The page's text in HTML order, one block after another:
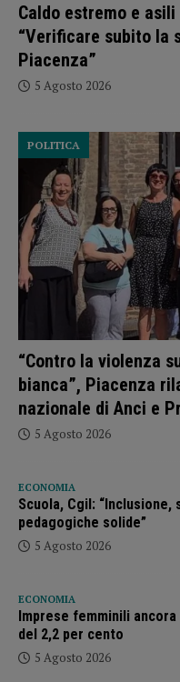
Caldo estremo e
“Verificare subito la
Piacenza”
5 Agosto 2026
“Contro la violenza
bianca”, Piacenza
nazionale di Anci e
POLITICA
5 Agosto 2026
ECONOMIA
Scuola, Cgil:
pedagogiche solide”
5 Agosto 2026
ECONOMIA
Imprese femminili
del 2,2 per cento
5 Agosto 2026